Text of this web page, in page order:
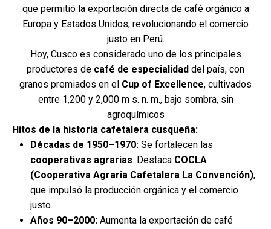
que permitió la exportación directa de café orgánico a
Europa y Estados Unidos, revolucionando el comercio
justo en Perú.
Hoy, Cusco es considerado uno de los principales
productores de café de especialidad del país, con
granos premiados en el Cup of Excellence, cultivados
entre 1,200 y 2,000 m s. n. m., bajo sombra, sin
agroquímicos
Hitos de la historia cafetalera cusqueña:
Décadas de 1950–1970: Se fortalecen las
cooperativas agrarias. Destaca COCLA
(Cooperativa Agraria Cafetalera La Convención),
que impulsó la producción orgánica y el comercio
justo.
Años 90–2000: Aumenta la exportación de café